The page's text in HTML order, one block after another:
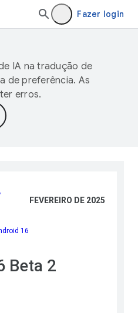
Fazer login
IA na tradução de
de preferência. As
erros.